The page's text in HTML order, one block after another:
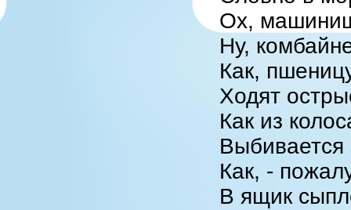
Ох,
Ну,
Как,
Ходят
Как из
Выбивается
Как, -
В ящик